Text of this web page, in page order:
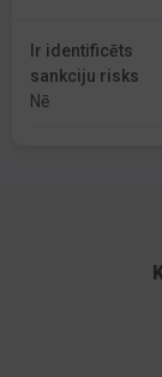
Ir identificēts
sankciju risks
Nē